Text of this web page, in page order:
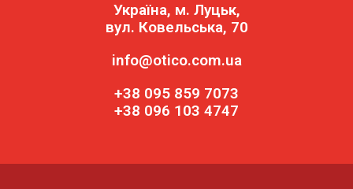
Україна, м. Луцьк,
вул. Ковельська, 70
info@otico.com.ua
+38 095 859 7073
+38 096 103 4747